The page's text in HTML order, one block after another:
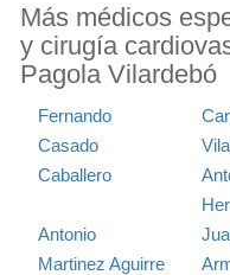
Más médicos
y cirugía
Pagola Vilardebó
Fernando
Casado
Caballero
Antonio
Martinez Aguirre